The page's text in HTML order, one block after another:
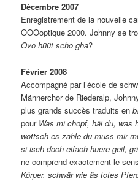
Décembre 2007
Enregistrement de la nouvelle
OOOoptique 2000. Johnny se
Ovo hüüt scho gha?
Février 2008
Accompagné par l’école de
Männerchor de Riederalp,
plus grands succès traduits en
pour Was mi chopf, häi du, was
wottsch es zahle du muss mir
si isch doch eifach huere geil,
ne comprend exactement le
Körper, schwär wie äs totes